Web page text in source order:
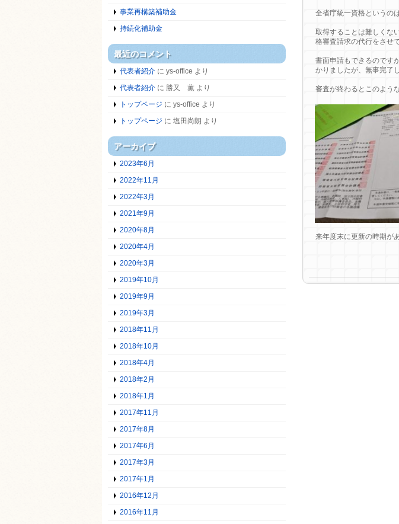
全省庁統一資格というの
取得することは難しくな
格審査請求の代行をさせ
書面申請もできるのです
かりましたが、無事完了
審査が終わるとこのよう
来年度末に更新の時期が
事業再構築補助金
持続化補助金
最近のコメント
代表者紹介 に ys-office より
代表者紹介 に 勝又 薫 より
トップページ に ys-office より
トップページ に 塩田尚朗 より
アーカイブ
2023年6月
2022年11月
2022年3月
2021年9月
2020年8月
2020年4月
2020年3月
2019年10月
2019年9月
2019年3月
2018年11月
2018年10月
2018年4月
2018年2月
2018年1月
2017年11月
2017年8月
2017年6月
2017年3月
2017年1月
2016年12月
2016年11月